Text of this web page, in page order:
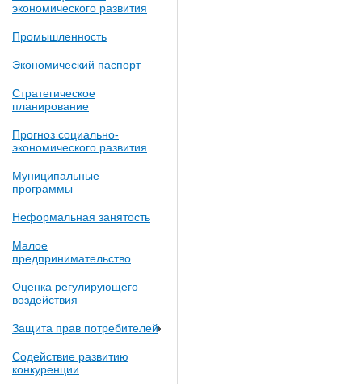
экономического развития
Промышленность
Экономический паспорт
Стратегическое
планирование
Прогноз социально-
экономического развития
Муниципальные
программы
Неформальная занятость
Малое
предпринимательство
Оценка регулирующего
воздействия
Защита прав потребителей
Содействие развитию
конкуренции